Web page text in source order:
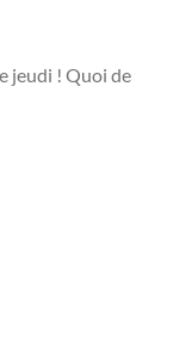
jeudi ! Quoi de